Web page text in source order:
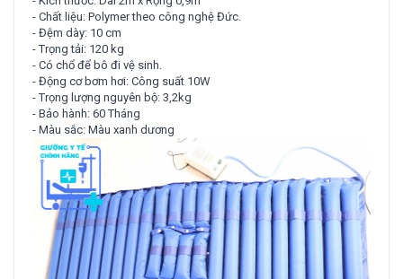
- Chất liệu: Polymer theo công nghệ Đức.
- Đệm dày: 10 cm
- Trọng tải: 120 kg
- Có chổ để bô đi vệ sinh.
- Động cơ bơm hơi: Công suất 10W
- Trọng lượng nguyên bộ: 3,2kg
- Bảo hành: 60 Tháng
- Màu sắc: Màu xanh dương